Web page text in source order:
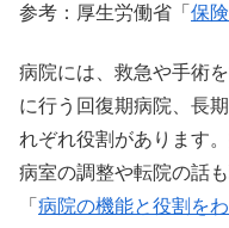
参考：厚生労働省「 保
病院には、救急や手術
に行う回復期病院、長
れぞれ役割があります
病室の調整や転院の話
「 病院の機能と役割を